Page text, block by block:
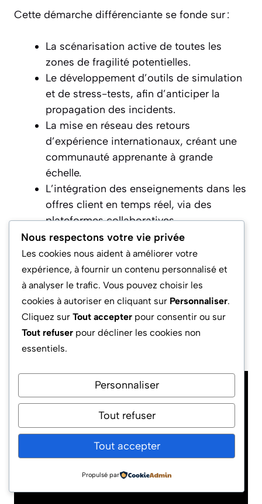
Cette démarche différenciante se fonde sur :
La scénarisation active de toutes les
zones de fragilité potentielles.
Le développement d’outils de simulation
et de stress-tests, afin d’anticiper la
propagation des incidents.
La mise en réseau des retours
d’expérience internationaux, créant une
communauté apprenante à grande
échelle.
L’intégration des enseignements dans les
offres client en temps réel, via des
plateformes collaboratives.
Adopter l’itération sous cet angle disruptif
permet de créer une boucle d’ innovation
continue, où chaque échec anticipé devient la
base d’une nouvelle capacité stratégique.
L’organisation ne subit plus l’aléa : elle choisit
de le transformer en tremplin de différenciation
et d’amélioration continue
Nous respectons votre vie privée
Les cookies nous aident à améliorer votre
expérience, à fournir un contenu personnalisé et
à analyser le trafic. Vous pouvez choisir les
cookies à autoriser en cliquant sur Personnaliser.
Cliquez sur Tout accepter pour consentir ou sur
Tout refuser pour décliner les cookies non
essentiels.
Personnaliser
Tout refuser
Tout accepter
Propulsé par